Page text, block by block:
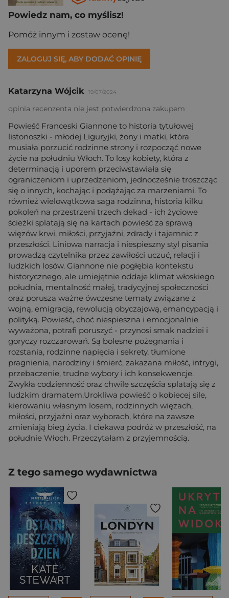
Powiedz nam, co myślisz!
Pomóż innym i zostaw ocenę!
ZALOGUJ SIĘ, ABY DODAĆ OPINIĘ
Katarzyna Wójcik 19/07/2024
opinia recenzenta nie jest potwierdzona zakupem
Powieść Franceski Giannone to historia tytułowej
listonoszki - młodej Liguryjki, żony i matki, która
musiała porzucić rodzinne strony i rozpocząć nowe
życie na południu Włoch. To losy kobiety, która z
determinacją i uporem przeciwstawiała się
ograniczeniom i uprzedzeniom, jednocześnie troszcząc
się o innych, kochając i podążając za marzeniami. To
również wielowątkowa saga rodzinna, historia kilku
pokoleń na przestrzeni trzech dekad - ich życiowe
ścieżki splatają się na kartach powieść za sprawą
więzów krwi, miłości, przyjaźni, zdrady i tajemnic z
przeszłości. Liniowa narracja i niespieszny styl pisania
prowadzą czytelnika przez zawiłości uczuć, relacji i
ludzkich losów. Giannone nie pogłębia kontekstu
historycznego, ale umiejętnie oddaje klimat włoskiego
południa, mentalność małej, tradycyjnej społeczności
oraz porusza ważne ówczesne tematy związane z
wojną, emigracją, rewolucją obyczajową, emancypacją i
polityką. Powieść, choć niespieszna i emocjonalnie
wyważona, potrafi poruszyć - przynosi smak nadziei i
goryczy rozczarowań. Są bolesne pożegnania i
rozstania, rodzinne napięcia i sekrety, tłumione
pragnienia, narodziny i śmierć, zakazana miłość, intrygi,
przebaczenie, trudne wybory i ich konsekwencje.
Zwykła codzienność oraz chwile szczęścia splatają się z
ludzkim dramatem.Urokliwa powieść o kobiecej sile,
kierowaniu własnym losem, rodzinnych więzach,
miłości, przyjaźni oraz wyborach, które na zawsze
zmieniają bieg życia. I ciekawa podróż w przeszłość, na
południe Włoch. Przeczytałam z przyjemnością.
Z tego samego wydawnictwa